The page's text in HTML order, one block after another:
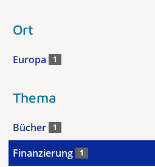
Ort
Europa 1
Thema
Bücher 1
Finanzierung 1